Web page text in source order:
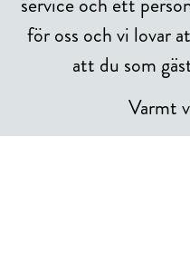
för oss och vi lovar
att du som
Varmt